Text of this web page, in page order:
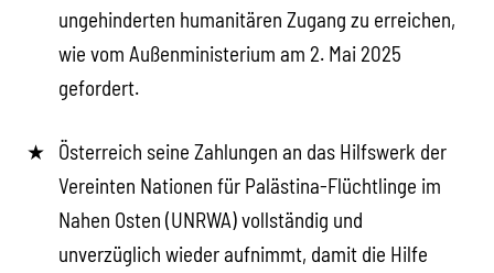
ungehinderten humanitären Zugang zu erreichen,
wie vom Außenministerium am 2. Mai 2025
gefordert.
Österreich seine Zahlungen an das Hilfswerk der
Vereinten Nationen für Palästina-Flüchtlinge im
Nahen Osten (UNRWA) vollständig und
unverzüglich wieder aufnimmt, damit die Hilfe